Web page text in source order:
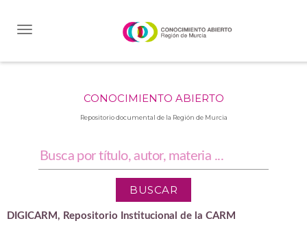
CONOCIMIENTO ABIERTO
Repositorio documental de la Región de Murcia
DIGICARM, Repositorio Institucional de la CARM